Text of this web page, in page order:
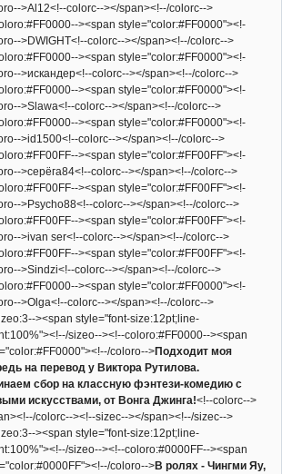
>Al12<!--colorc--></span><!--/colorc-->
><span style="color:#FF0000"><!-
>DWIGHT<!--colorc--></span><!--/colorc-->
><span style="color:#FF0000"><!-
>искандер<!--colorc--></span><!--/colorc-->
><span style="color:#FF0000"><!-
>Slawa<!--colorc--></span><!--/colorc-->
><span style="color:#FF0000"><!-
>id1500<!--colorc--></span><!--/colorc-->
><span style="color:#FF00FF"><!-
>серёга84<!--colorc--></span><!--/colorc-->
><span style="color:#FF00FF"><!-
>Psycho88<!--colorc--></span><!--/colorc-->
><span style="color:#FF00FF"><!-
>ivan ser<!--colorc--></span><!--/colorc-->
><span style="color:#FF00FF"><!-
>Sindzi<!--colorc--></span><!--/colorc-->
><span style="color:#FF0000"><!-
>Olga<!--colorc--></span><!--/colorc-->
><span style="font-size:12pt;line-
sizeo--><!--coloro:#FF0000--><span
coloro-->Подходит моя
на перевод у Виктора Рутилова.
сбор на классную фэнтези-комедию с
искусствами, от Вонга Джинга!<!--colorc-->
colorc--><!--sizec--></span><!--/sizec-->
><span style="font-size:12pt;line-
sizeo--><!--coloro:#0000FF--><span
coloro-->В ролях - Чингми Яу,